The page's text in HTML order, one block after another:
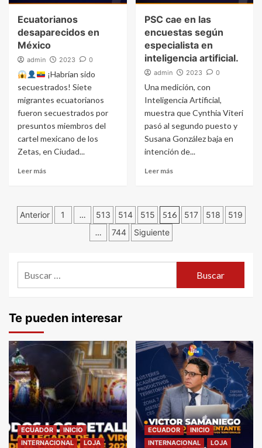
Ecuatorianos
desaparecidos en
México
admin 2023 0
¡Habrían sido
secuestrados! Siete
migrantes ecuatorianos
fueron secuestrados por
presuntos miembros del
cartel mexicano de los
Zetas, en Ciudad...
Leer más
PSC cae en las
encuestas según
especialista en
inteligencia artificial.
admin 2023 0
Una medición, con
Inteligencia Artificial,
muestra que Cynthia Viteri
pasó al segundo puesto y
Susana González baja en
intención de...
Leer más
Navegación
entradas
Anterior 1 … 513 514 515 516 517 518
519
…
744 Siguiente
Te pueden interesar
ECUADOR
INICIO
INTERNACIONAL
LOJA
ECUADOR
INICIO
INTERNACIONAL
LOJA